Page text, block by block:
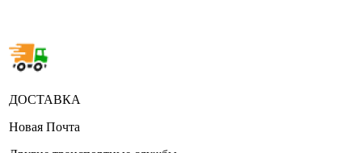
ДОСТАВКА
Новая Почта